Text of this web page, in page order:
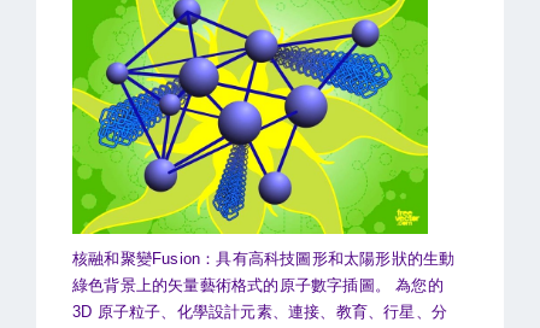
核融和聚變Fusion：具有高科技圖形和太陽形狀的生動
綠色背景上的矢量藝術格式的原子數字插圖。 為您的
3D 原子粒子、化學設計元素、連接、教育、行星、分